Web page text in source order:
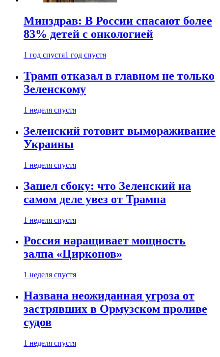
Минздрав: В России спасают более
83% детей с онкологией
1 год спустя1 год спустя
Трамп отказал в главном не только
Зеленскому
1 неделя спустя
Зеленский готовит вымораживание
Украины
1 неделя спустя
Зашел сбоку: что Зеленский на
самом деле увез от Трампа
1 неделя спустя
Россия наращивает мощность
залпа «Цирконов»
1 неделя спустя
Названа неожиданная угроза от
застрявших в Ормузском проливе
судов
1 неделя спустя